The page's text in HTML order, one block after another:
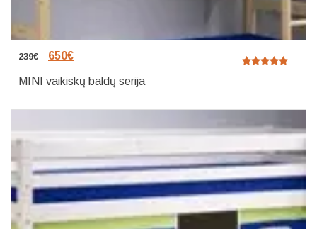
239€ 650€
MINI vaikiskų baldų serija